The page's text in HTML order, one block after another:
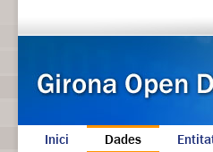
Inici Dades